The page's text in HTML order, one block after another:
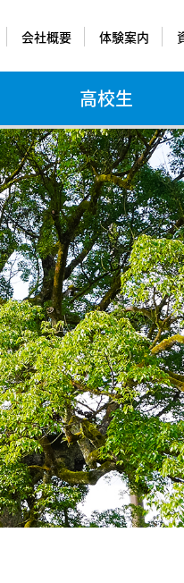
会社概要 体験案内
高校生
学研CAIスクール